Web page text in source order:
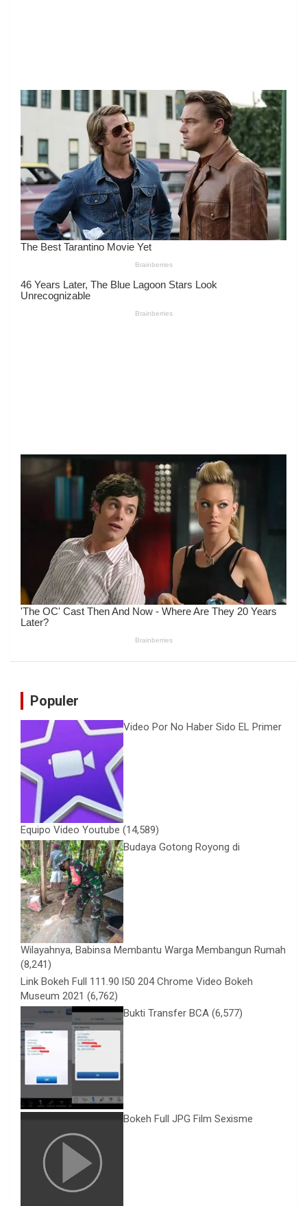
Populer
Video Por No Haber Sido EL Primer
Equipo Video Youtube (14,589)
Budaya Gotong Royong di
Wilayahnya, Babinsa Membantu Warga Membangun Rumah
(8,241)
Link Bokeh Full 111.90 l50 204 Chrome Video Bokeh
Museum 2021 (6,762)
Bukti Transfer BCA (6,577)
Bokeh Full JPG Film Sexisme